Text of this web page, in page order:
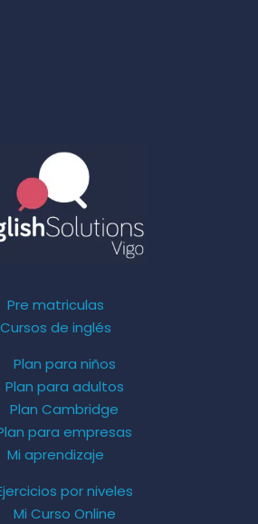
Pre matriculas
Cursos de inglés
Plan para niños
Plan para adultos
Plan Cambridge
para empresas
Mi aprendizaje
por niveles
Mi Curso Online